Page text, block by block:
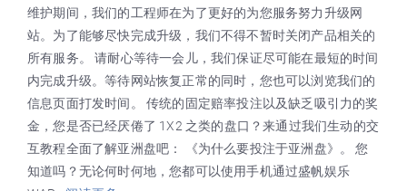
维护期间，我们的工程师在为了更好的为您服务努力升级网
站。为了能够尽快完成升级，我们不得不暂时关闭产品相关的
所有服务。 请耐心等待一会儿，我们保证尽可能在最短的时间
内完成升级。等待网站恢复正常的同时，您也可以浏览我们的
信息页面打发时间。 传统的固定赔率投注以及缺乏吸引力的奖
金，您是否已经厌倦了 1X2 之类的盘口？来通过我们生动的交
互教程全面了解亚洲盘吧： 《为什么要投注于亚洲盘》。 您
知道吗？无论何时何地，您都可以使用手机通过盛帆娱乐